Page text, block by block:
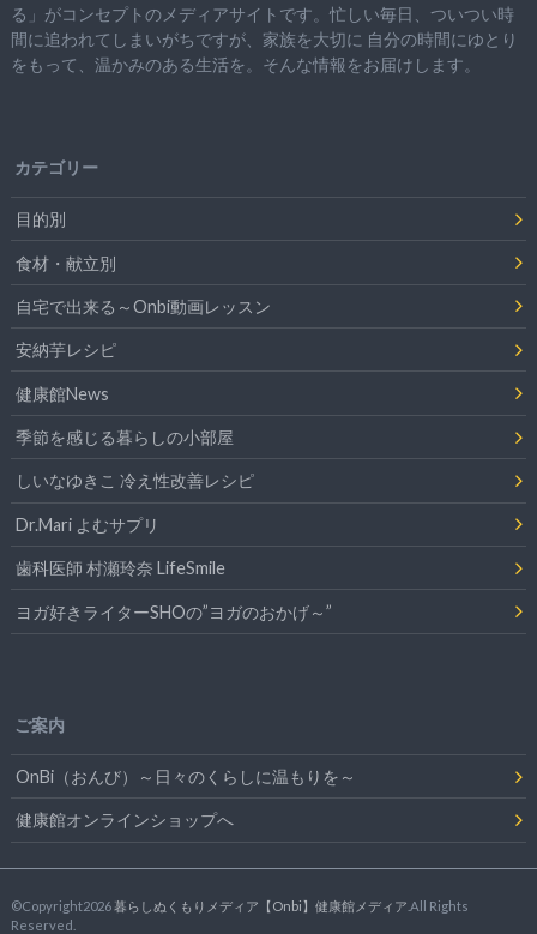
る」がコンセプトのメディアサイトです。忙しい毎日、ついつい時
間に追われてしまいがちですが、 家族を大切に 自分の時間にゆとり
をもって、 温かみのある生活を。そんな情報をお届けします。
カテゴリー
目的別
食材・献立別
自宅で出来る～Onbi動画レッスン
安納芋レシピ
健康館News
季節を感じる暮らしの小部屋
しいなゆきこ 冷え性改善レシピ
Dr.Mari よむサプリ
歯科医師 村瀬玲奈 LifeSmile
ヨガ好きライターSHOの”ヨガのおかげ～”
ご案内
OnBi（おんび）～日々のくらしに温もりを～
健康館オンラインショップへ
©Copyright2026暮らしぬくもりメディア【Onbi】健康館メディア .All Rights
Reserved.